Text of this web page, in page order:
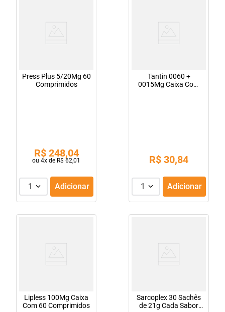
Press Plus 5/20Mg 60
Comprimidos
R$ 248,04
ou 4x de R$ 62,01
1 Adicionar
Tantin 0060 +
0015Mg Caixa Com
R$ 30,84
1 Adicionar
Lipless 100Mg Caixa
Com 60 Comprimidos
Sarcoplex 30 Sachês
de 21g Cada Sabor